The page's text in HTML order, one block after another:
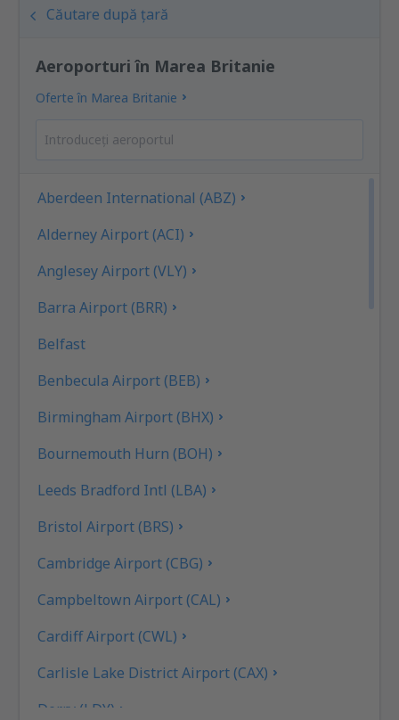
Căutare după țară
Aeroporturi în Marea Britanie
Oferte în Marea Britanie
Aberdeen International (ABZ)
Alderney Airport (ACI)
Anglesey Airport (VLY)
Barra Airport (BRR)
Belfast
Benbecula Airport (BEB)
Birmingham Airport (BHX)
Bournemouth Hurn (BOH)
Leeds Bradford Intl (LBA)
Bristol Airport (BRS)
Cambridge Airport (CBG)
Campbeltown Airport (CAL)
Cardiff Airport (CWL)
Carlisle Lake District Airport (CAX)
Derry (LDY)